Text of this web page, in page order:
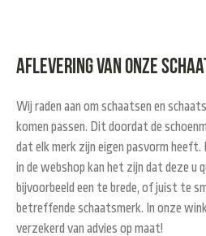
Aflevering van onze
Wij raden aan om schaatsen en
komen passen. Dit doordat de
dat elk merk zijn eigen pasvorm heeft.
in de webshop kan het zijn dat deze u
bijvoorbeeld een te brede, of juist te
betreffende schaatsmerk. In onze
verzekerd van advies op maat!